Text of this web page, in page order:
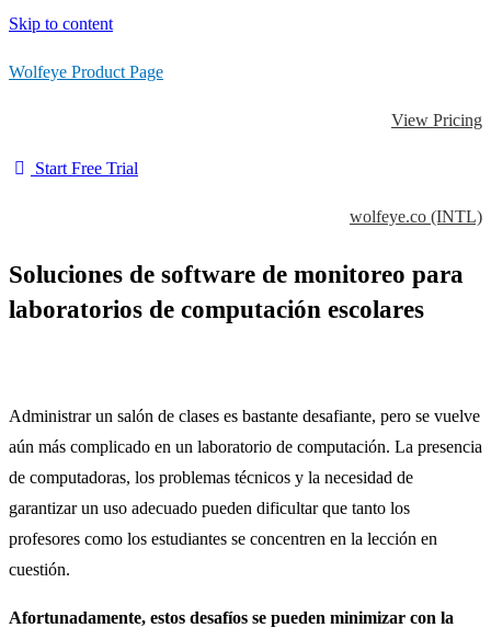
Skip to content
Wolfeye Product Page
View Pricing
Start Free Trial
wolfeye.co (INTL)
Soluciones de software de monitoreo para
laboratorios de computación escolares
Administrar un salón de clases es bastante desafiante, pero se vuelve
aún más complicado en un laboratorio de computación. La presencia
de computadoras, los problemas técnicos y la necesidad de
garantizar un uso adecuado pueden dificultar que tanto los
profesores como los estudiantes se concentren en la lección en
cuestión.
Afortunadamente, estos desafíos se pueden minimizar con la